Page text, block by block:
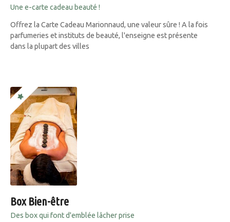
Une e-carte cadeau beauté !
Offrez la Carte Cadeau Marionnaud, une valeur sûre ! A la fois
parfumeries et instituts de beauté, l'enseigne est présente
dans la plupart des villes
Box Bien-être
Des box qui font d'emblée lâcher prise